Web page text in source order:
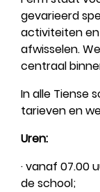
gevarieerd
activiteiten
afwisselen.
centraal
In alle Tiense
tarieven en
Uren:
· vanaf 07.00
de school;